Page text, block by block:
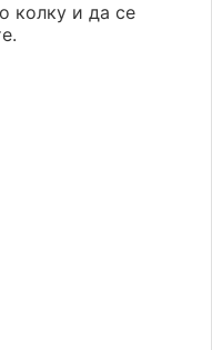
колку и да се